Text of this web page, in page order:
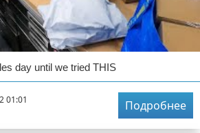
day until we tried THIS
01:01
Подробнее